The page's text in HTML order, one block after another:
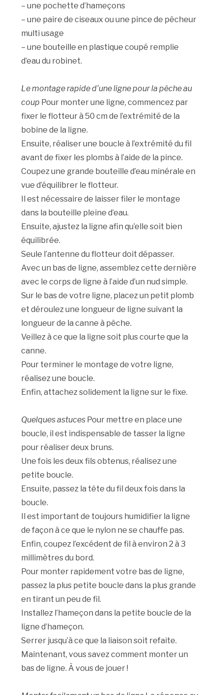
– une pochette d’hameçons
– une paire de ciseaux ou une pince de pêcheur
multi usage
– une bouteille en plastique coupé remplie
d’eau du robinet.
Le montage rapide d’une ligne pour la pêche au
coup Pour monter une ligne, commencez par
fixer le flotteur à 50 cm de l’extrémité de la
bobine de la ligne.
Ensuite, réaliser une boucle à l’extrémité du fil
avant de fixer les plombs à l’aide de la pince.
Coupez une grande bouteille d’eau minérale en
vue d’équilibrer le flotteur.
Il est nécessaire de laisser filer le montage
dans la bouteille pleine d’eau.
Ensuite, ajustez la ligne afin qu’elle soit bien
équilibrée.
Seule l’antenne du flotteur doit dépasser.
Avec un bas de ligne, assemblez cette dernière
avec le corps de ligne à l’aide d’un nud simple.
Sur le bas de votre ligne, placez un petit plomb
et déroulez une longueur de ligne suivant la
longueur de la canne à pêche.
Veillez à ce que la ligne soit plus courte que la
canne.
Pour terminer le montage de votre ligne,
réalisez une boucle.
Enfin, attachez solidement la ligne sur le fixe.
Quelques astuces Pour mettre en place une
boucle, il est indispensable de tasser la ligne
pour réaliser deux bruns.
Une fois les deux fils obtenus, réalisez une
petite boucle.
Ensuite, passez la tête du fil deux fois dans la
boucle.
Il est important de toujours humidifier la ligne
de façon à ce que le nylon ne se chauffe pas.
Enfin, coupez l’excédent de fil à environ 2 à 3
millimètres du bord.
Pour monter rapidement votre bas de ligne,
passez la plus petite boucle dans la plus grande
en tirant un peu de fil.
Installez l’hameçon dans la petite boucle de la
ligne d’hameçon.
Serrer jusqu’à ce que la liaison soit refaite.
Maintenant, vous savez comment monter un
bas de ligne. À vous de jouer !